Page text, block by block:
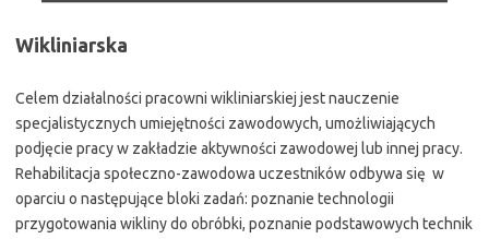
Wikliniarska
Celem działalności pracowni wikliniarskiej jest nauczenie
specjalistycznych umiejętności zawodowych, umożliwiających
podjęcie pracy w zakładzie aktywności zawodowej lub innej pracy.
Rehabilitacja społeczno-zawodowa uczestników odbywa się w
oparciu o następujące bloki zadań: poznanie technologii
przygotowania wikliny do obróbki, poznanie podstawowych technik